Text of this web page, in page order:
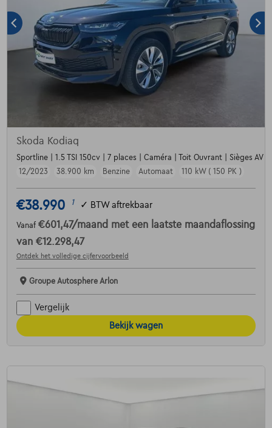
Skoda Kodiaq
Sportline | 1.5 TSI 150cv | 7 places | Caméra | Toit Ouvrant | Sièges AV
12/2023
38.900 km Benzine Automaat 110 kW ( 150 PK )
€38.990 1 ✓ BTW aftrekbaar
Vanaf €601,47/maand met een laatste maandaflossing
van €12.298,47
Ontdek het volledige cijfervoorbeeld
Groupe Autosphere Arlon
Vergelijk
Bekijk wagen